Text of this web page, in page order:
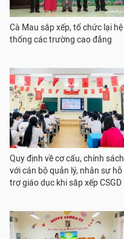
Cà Mau sắp xếp, tổ chức lại hệ
thống các trường cao đẳng
Quy định về cơ cấu, chính sách
với cán bộ quản lý, nhân sự hỗ
trợ giáo dục khi sắp xếp CSGD